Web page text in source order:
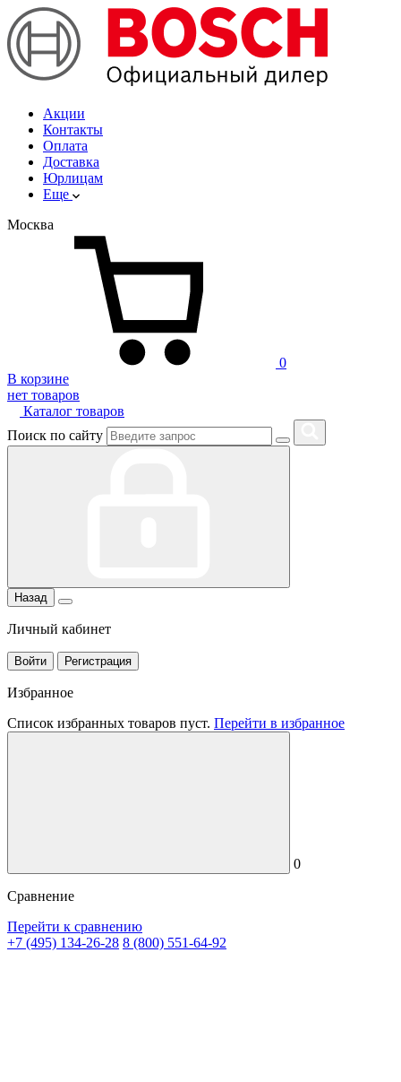
Акции
Контакты
Оплата
Доставка
Юрлицам
Еще
Москва
0
В корзине
нет товаров
Каталог товаров
Поиск по сайту
Назад
Личный кабинет
Войти Регистрация
Избранное
Список избранных товаров пуст. Перейти в избранное
0
Сравнение
Перейти к сравнению
+7 (495) 134-26-28 8 (800) 551-64-92